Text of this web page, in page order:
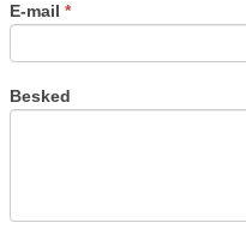
E-mail *
Besked